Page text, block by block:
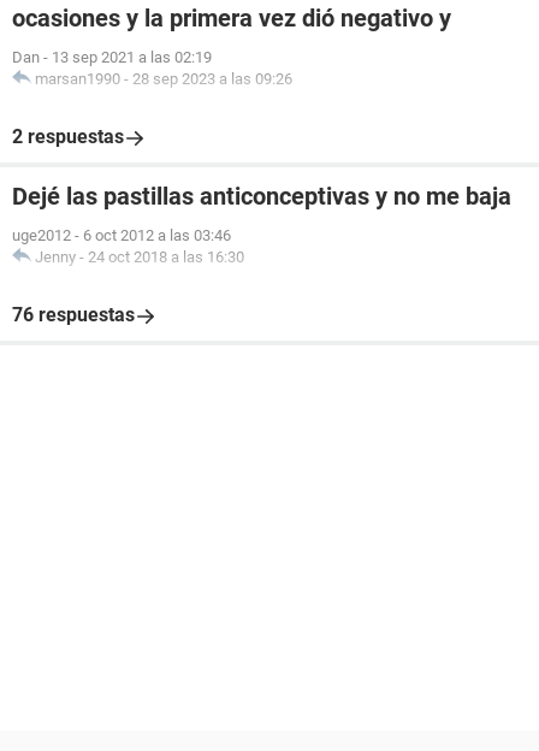
ocasiones y la primera vez dió negativo y
Dan - 13 sep 2021 a las 02:19
marsan1990 - 28 sep 2023 a las 09:26
2 respuestas
Dejé las pastillas anticonceptivas y no me baja
uge2012 - 6 oct 2012 a las 03:46
Jenny - 24 oct 2018 a las 16:30
76 respuestas